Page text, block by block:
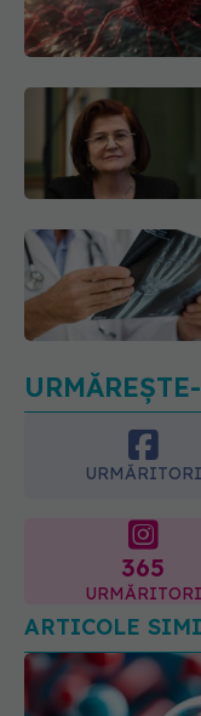
URMĂRITORI
365
URMĂRITORI
ARTICOLE